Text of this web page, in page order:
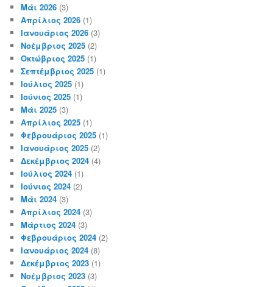
Μάι 2026 (3)
Απρίλιος 2026 (1)
Ιανουάριος 2026 (3)
Νοέμβριος 2025 (2)
Οκτώβριος 2025 (1)
Σεπτέμβριος 2025 (1)
Ιούλιος 2025 (1)
Ιούνιος 2025 (1)
Μάι 2025 (3)
Απρίλιος 2025 (1)
Φεβρουάριος 2025 (1)
Ιανουάριος 2025 (2)
Δεκέμβριος 2024 (4)
Ιούλιος 2024 (1)
Ιούνιος 2024 (2)
Μάι 2024 (3)
Απρίλιος 2024 (3)
Μάρτιος 2024 (3)
Φεβρουάριος 2024 (2)
Ιανουάριος 2024 (8)
Δεκέμβριος 2023 (1)
Νοέμβριος 2023 (3)